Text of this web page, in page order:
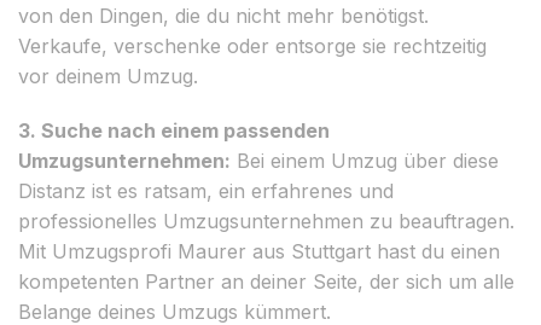
von den Dingen, die du nicht mehr benötigst.
Verkaufe, verschenke oder entsorge sie rechtzeitig
vor deinem Umzug.
3. Suche nach einem passenden
Umzugsunternehmen: Bei einem Umzug über diese
Distanz ist es ratsam, ein erfahrenes und
professionelles Umzugsunternehmen zu beauftragen.
Mit Umzugsprofi Maurer aus Stuttgart hast du einen
kompetenten Partner an deiner Seite, der sich um alle
Belange deines Umzugs kümmert.